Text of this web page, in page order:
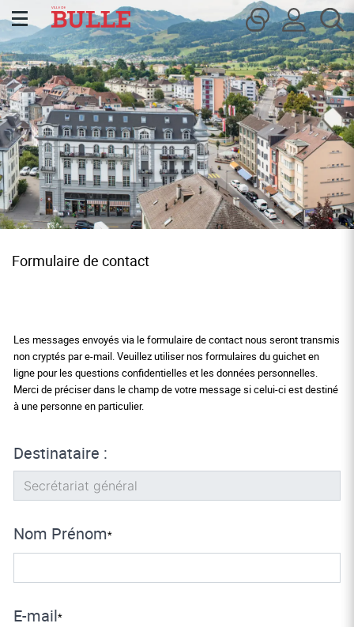
Page d'accueil
Accèder à la navigation
Accèder au contenu
Accèder à l'outil de recherche
Accèder à la table des matières
Kopfzeile
Inhalt
Formulaire de contact
Les messages envoyés via le formulaire de contact nous seront transmis
non cryptés par e-mail. Veuillez utiliser nos formulaires du guichet en
ligne pour les questions confidentielles et les données personnelles.
Merci de préciser dans le champ de votre message si celui-ci est destiné
à une personne en particulier.
Destinataire :
Nom Prénom*
E-mail*